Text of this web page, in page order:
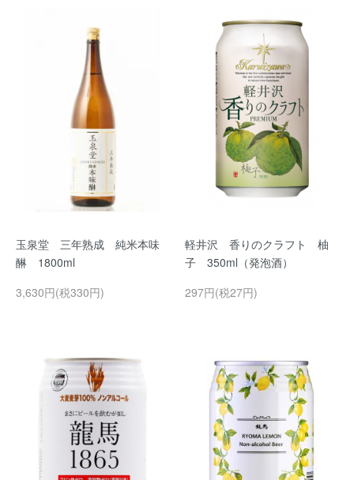
玉泉堂 三年熟成 純米本味
醂 1800ml
3,630円(税330円)
軽井沢 香りのクラフト 柚
子 350ml（発泡酒）
297円(税27円)